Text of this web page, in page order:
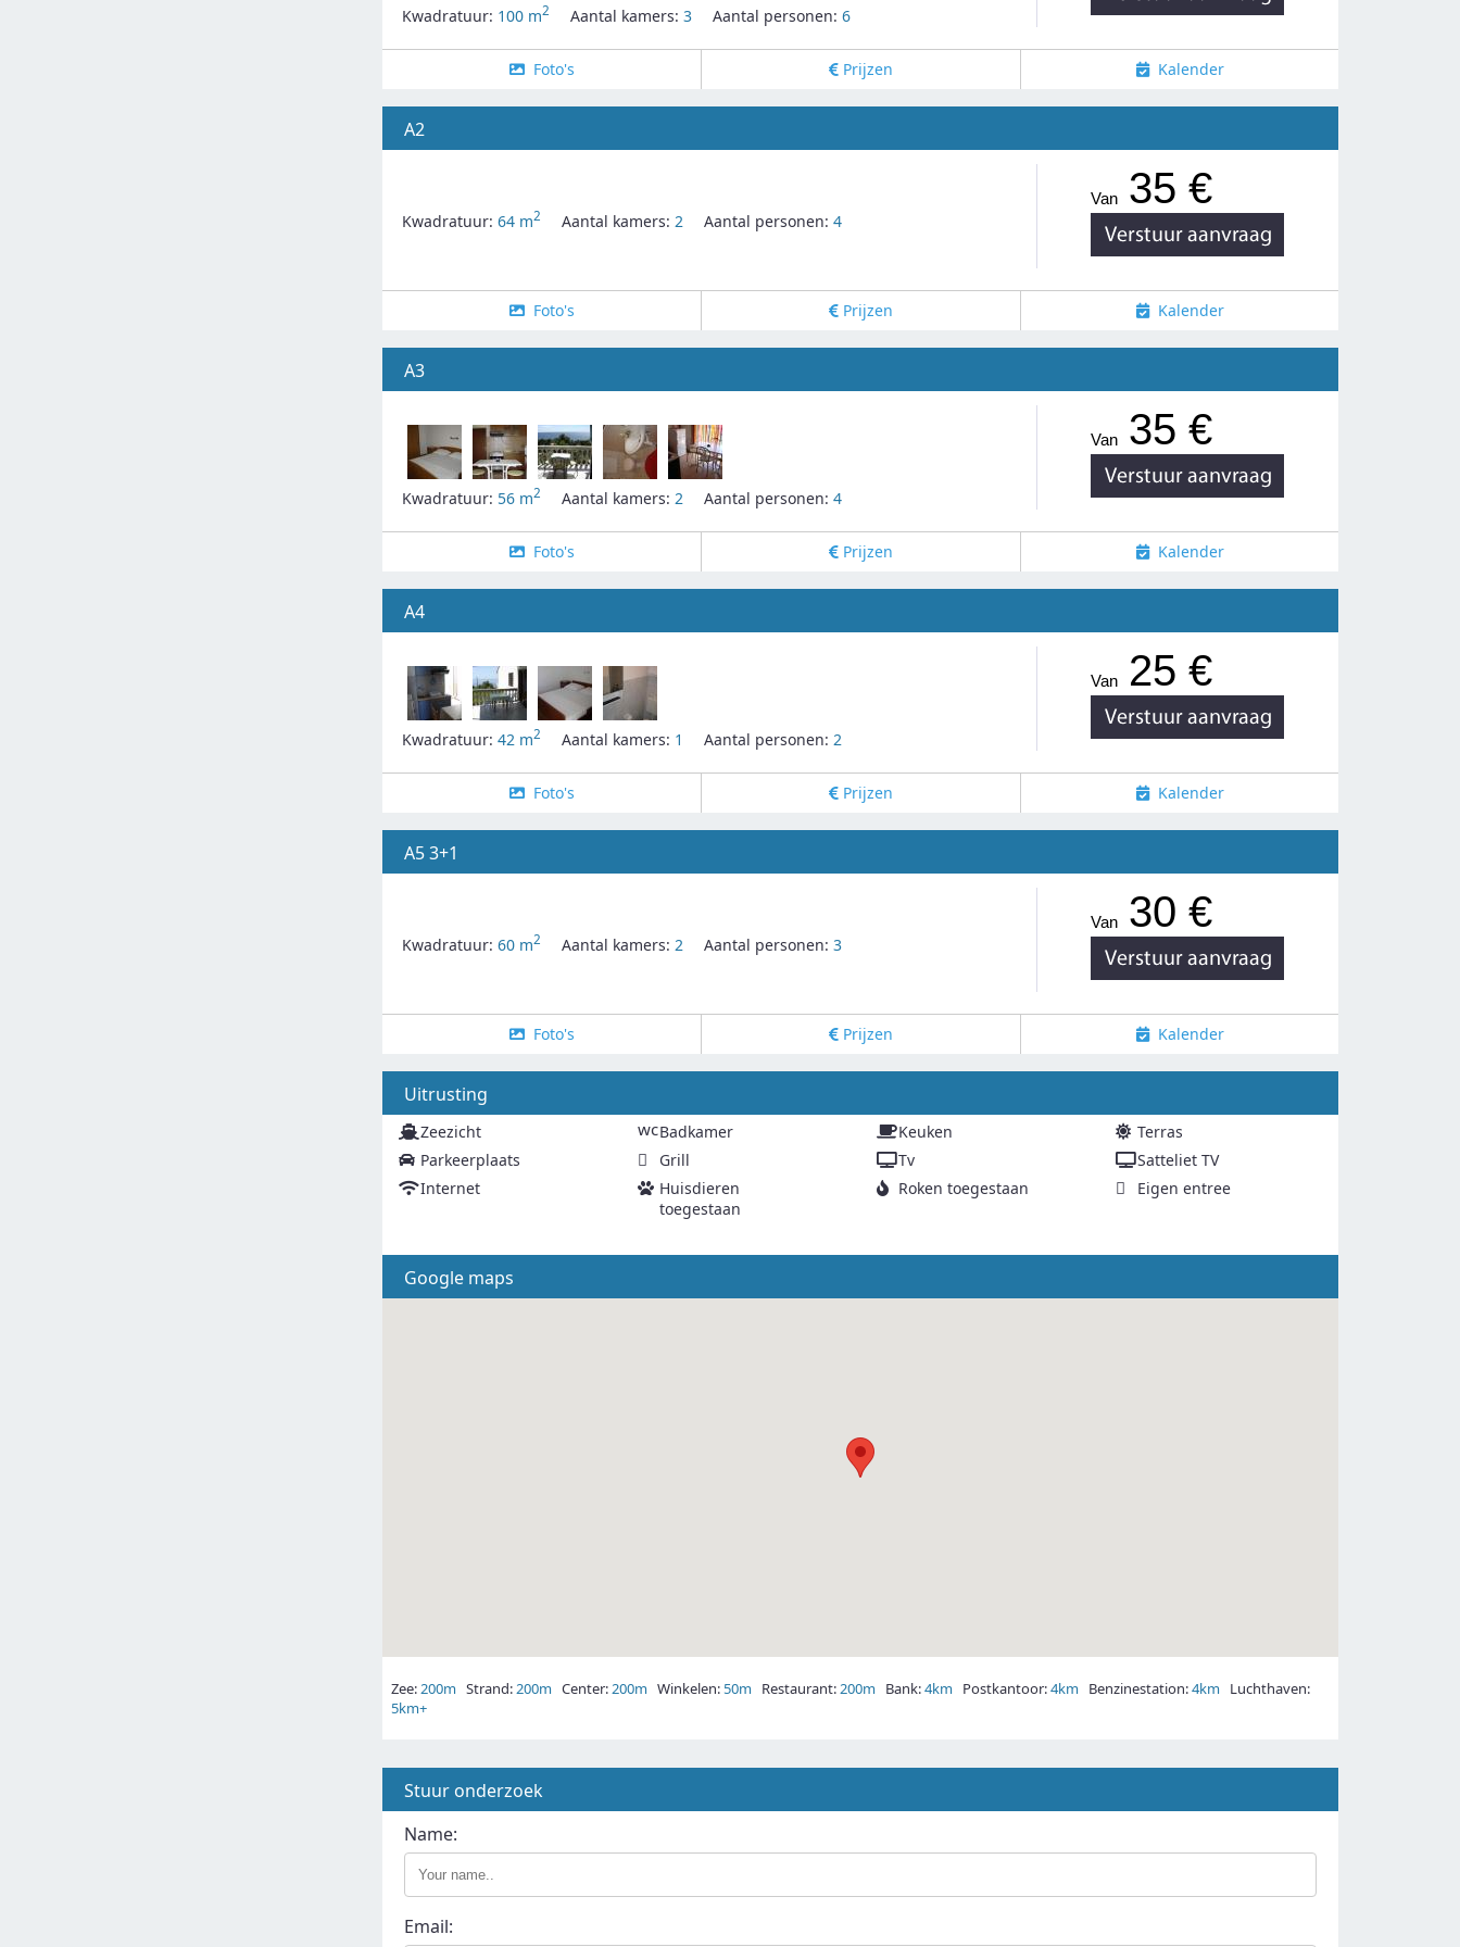
Kwadratuur: 100 m2 Aantal kamers: 3 Aantal personen: 6
Foto's Prijzen Kalender
A2
Kwadratuur: 64 m2 Aantal kamers: 2 Aantal personen: 4
Van 35 €
Foto's Prijzen Kalender
A3
Kwadratuur: 56 m2 Aantal kamers: 2 Aantal personen: 4
Van 35 €
Foto's Prijzen Kalender
A4
Kwadratuur: 42 m2 Aantal kamers: 1 Aantal personen: 2
Van 25 €
Foto's Prijzen Kalender
A5 3+1
Kwadratuur: 60 m2 Aantal kamers: 2 Aantal personen: 3
Van 30 €
Foto's Prijzen Kalender
Uitrusting
Zeezicht wcBadkamer Keuken
Terras
Parkeerplaats
Grill Tv
Satteliet TV
Internet
Huisdieren
toegestaan
Roken toegestaan Eigen entree
Google maps
Zee:200m Strand:200m Center:200m Winkelen: 50m Restaurant:200m Bank:4km Postkantoor:4km Benzinestation:4km Luchthaven:
5km+
Stuur onderzoek
Name:
Email: